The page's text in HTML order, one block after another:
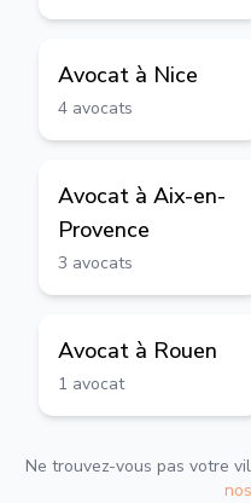
Avocat à Nice
4 avocats
Avocat à Aix-en-
Provence
3 avocats
Avocat à Rouen
1 avocat
Ne trouvez-vous pas votre